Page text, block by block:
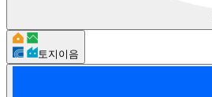
토지이음